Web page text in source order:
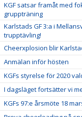
KGF satsar framåt med
gruppträning
Karlstads GF 3:a i
trupptävling!
Cheerxplosion blir
Anmälan inför hösten
KGFs styrelse för 2020
I dagsläget fortsätter vi
KGFs 97:e årsmöte 18